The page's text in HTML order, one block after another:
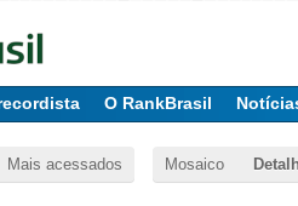
O RankBrasil
Mais acessados Mosaico